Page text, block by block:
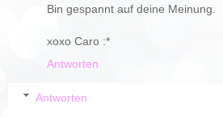
Bin gespannt auf deine Meinung.
xoxo Caro :*
Antworten
Antworten